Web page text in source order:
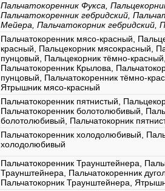
Пальчатокоренник Фукса,
Пальчатокоренник гебридский,
Мейера, Пальчатокорник
Пальчатокоренник мясо-красный,
красный, Пальцекорник мясокрасный,
пунцовый, Пальцекорник тёмно-
Пальчатокоренник Крылова,
пунцовый, Пальчатокоренник тёмно-
Ятрышник мясо-красный
Пальчатокоренник пятнистый,
Пальчатокоренник болотолюбивый,
болотолюбивый, Пальчатокорник
Пальчатокоренник холодолюбивый,
холодолюбивый
Пальчатокоренник Траунштейнера,
Траунштейнера, Пальчатокоренник
Пальчатокорник Траунштейнера,